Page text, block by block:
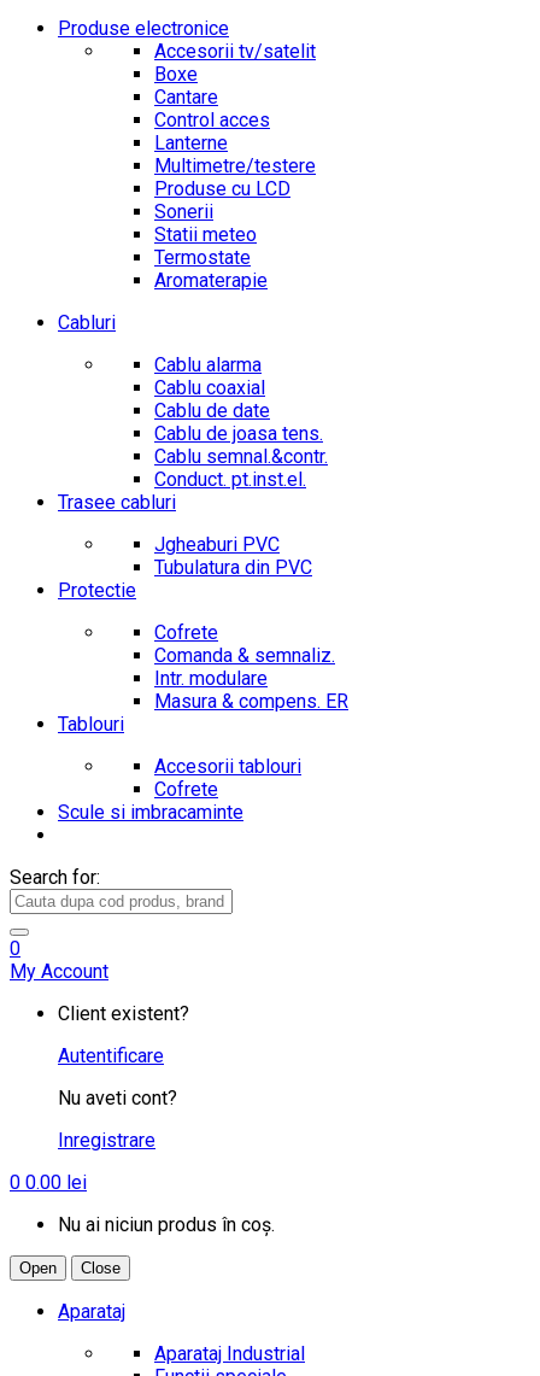
Produse electronice
Accesorii tv/satelit
Boxe
Cantare
Control acces
Lanterne
Multimetre/testere
Produse cu LCD
Sonerii
Statii meteo
Termostate
Aromaterapie
Cabluri
Cablu alarma
Cablu coaxial
Cablu de date
Cablu de joasa tens.
Cablu semnal.&contr.
Conduct. pt.inst.el.
Trasee cabluri
Jgheaburi PVC
Tubulatura din PVC
Protectie
Cofrete
Comanda & semnaliz.
Intr. modulare
Masura & compens. ER
Tablouri
Accesorii tablouri
Cofrete
Scule si imbracaminte
Search for:
0
My Account
Client existent?
Autentificare
Nu aveti cont?
Inregistrare
0 0.00 lei
Nu ai niciun produs în coș.
Open Close
Aparataj
Aparataj Industrial